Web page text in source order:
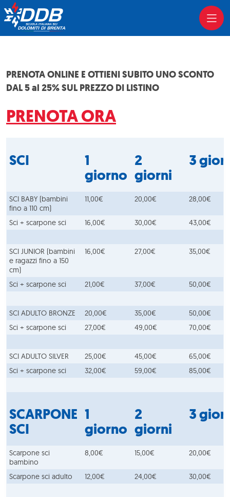
PRENOTA ONLINE E OTTIENI SUBITO UNO SCONTO
DAL 5 al 25% SUL PREZZO DI LISTINO
PRENOTA ORA
SCI
1
giorno
2
giorni
3
SCI BABY (bambini
fino a 110 cm)
11,00€ 20,00€ 28,00€
Sci + scarpone sci 16,00€ 30,00€ 43,00€
SCI JUNIOR (bambini
e ragazzi fino a 150
cm)
16,00€ 27,00€ 35,00€
Sci + scarpone sci 21,00€ 37,00€ 50,00€
SCI ADULTO BRONZE 20,00€ 35,00€
50,00€
Sci + scarpone sci
27,00€ 49,00€ 70,00€
SCI ADULTO SILVER 25,00€ 45,00€
65,00€
Sci + scarpone sci
32,00€ 59,00€ 85,00€
SCARPONE
SCI
1
giorno
2
giorni
3
Scarpone sci
bambino
8,00€ 15,00€ 20,00€
Scarpone sci adulto 12,00€ 24,00€ 30,00€